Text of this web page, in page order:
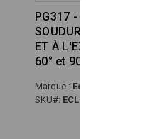
PG317 - PINCE DE
SOUDURE À L'INTÉRIEUR
ET À L'EXTÉRIEUR DE 30°,
60° et 90° À
Marque : Eclipse
SKU#: ECL-IOWCL